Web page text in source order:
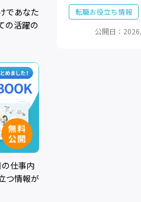
転職お役立ち情報
公開日：
であなた
の活躍の
仕事内
つ情報が